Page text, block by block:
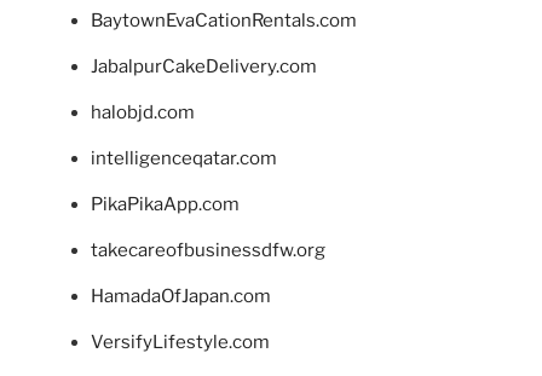
BaytownEvaCationRentals.com
JabalpurCakeDelivery.com
halobjd.com
intelligenceqatar.com
PikaPikaApp.com
takecareofbusinessdfw.org
HamadaOfJapan.com
VersifyLifestyle.com